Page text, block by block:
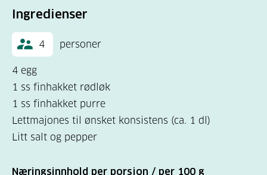
Ingredienser
4 personer
4 egg
1 ss finhakket rødløk
1 ss finhakket purre
Lettmajones til ønsket konsistens (ca. 1 dl)
Litt salt og pepper
Næringsinnhold per porsjon / per 100 g